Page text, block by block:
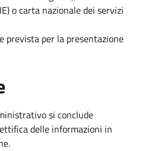
o carta nazionale dei servizi
prevista per la presentazione
si conclude
delle informazioni in